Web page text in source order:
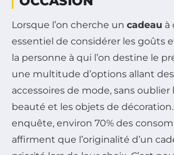
Lorsque l’on cherche un cadeau à
essentiel de considérer les goûts
la personne à qui l’on destine le
une multitude d’options allant des
accessoires de mode, sans
beauté et les objets de
enquête, environ 70% des
affirment que l’originalité d’un